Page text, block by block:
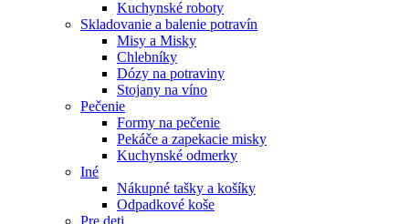
Kuchynské roboty
Skladovanie a balenie potravín
Misy a Misky
Chlebníky
Dózy na potraviny
Stojany na víno
Pečenie
Formy na pečenie
Pekáče a zapekacie misky
Kuchynské odmerky
Iné
Nákupné tašky a košíky
Odpadkové koše
Pre deti